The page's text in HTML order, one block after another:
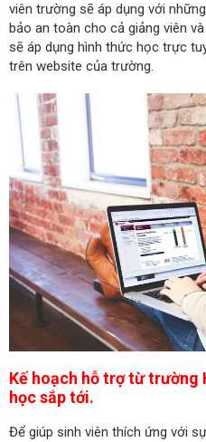
viên trường sẽ áp dụng với
bảo an toàn cho cả giảng viên
sẽ áp dụng hình thức học trực
trên website của trường.
Kế hoạch hỗ trợ từ
học sắp tới.
Để giúp sinh viên thích ứng với